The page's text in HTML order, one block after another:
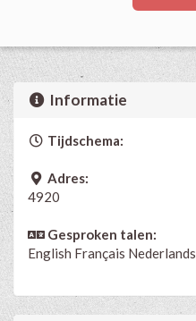
Informatie
Tijdschema:
Adres:
4920
Gesproken talen:
English Français Nederlands